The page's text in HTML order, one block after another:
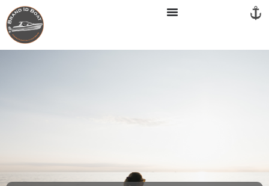
Panneau de gestion des cookies